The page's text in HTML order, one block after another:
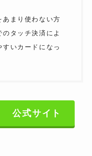
あまり使わない方
タッチ決済によ
いカードになっ
公式サイト